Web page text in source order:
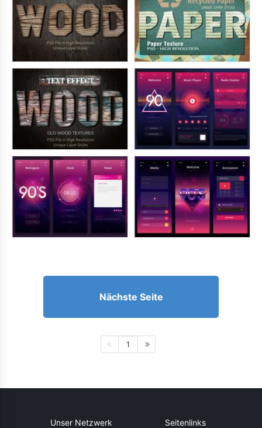
Nächste Seite
1
Unser Netzwerk Seitenlinks